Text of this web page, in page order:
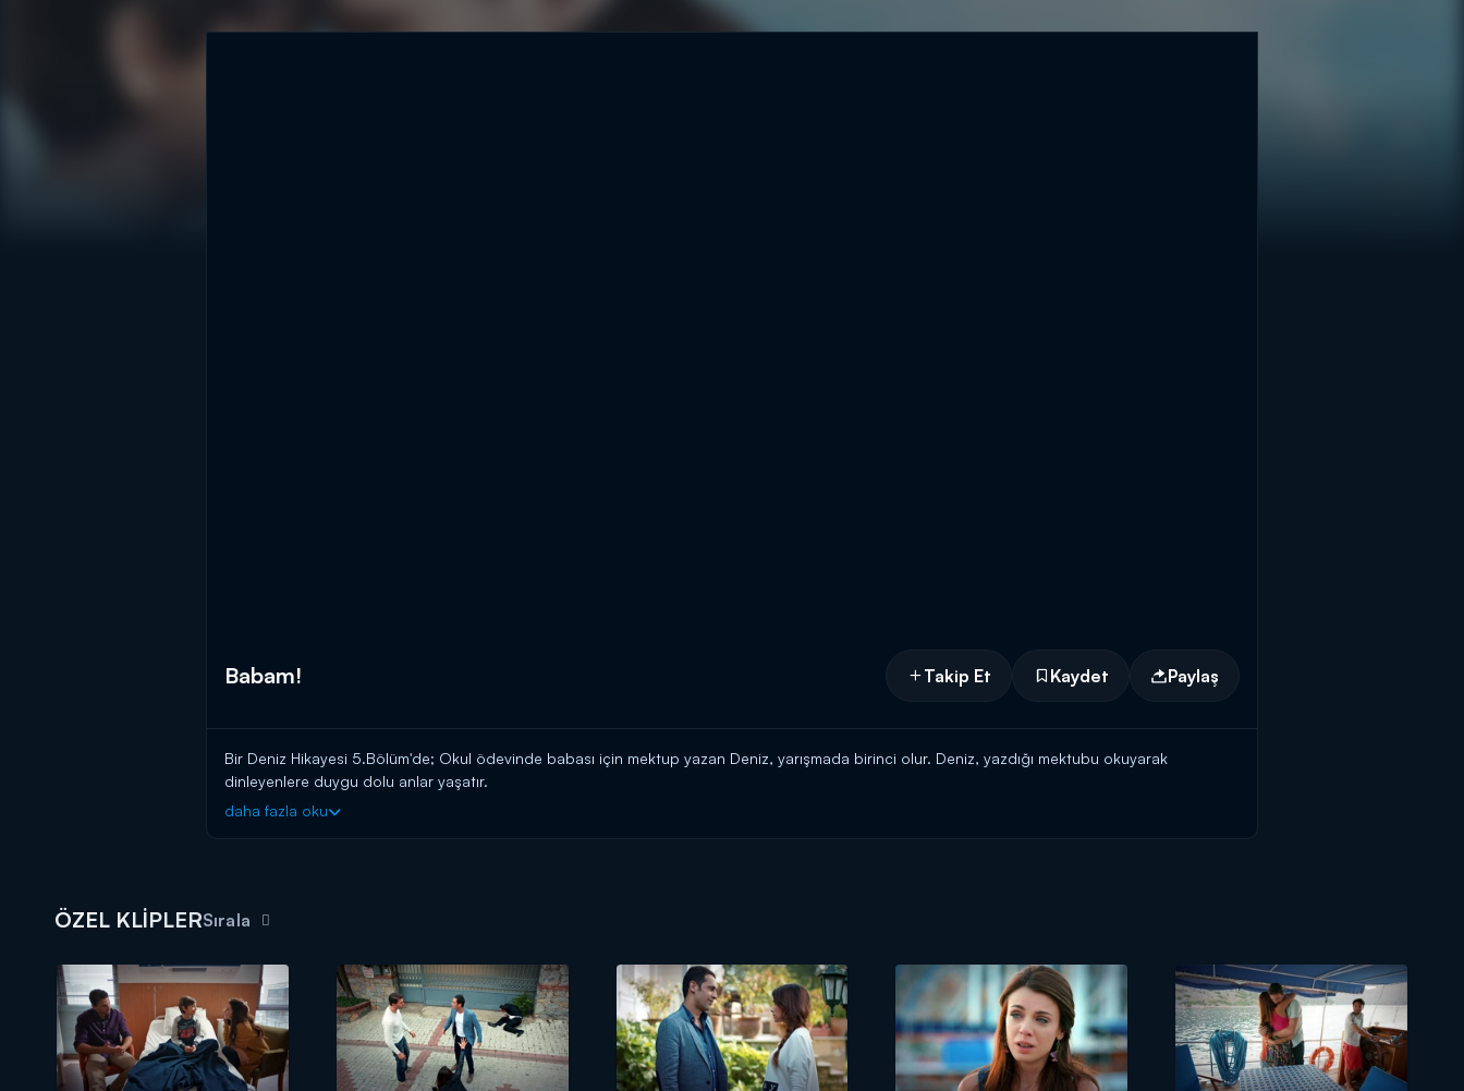
Babam! Takip Et Kaydet Paylaş
Bir Deniz Hikayesi 5.Bölüm'de; Okul ödevinde babası için mektup yazan Deniz, yarışmada birinci olur. Deniz, yazdığı mektubu okuyarak
dinleyenlere duygu dolu anlar yaşatır.
daha fazla oku
ÖZEL KLİPLERSırala